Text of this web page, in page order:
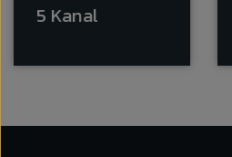
5 Kanal